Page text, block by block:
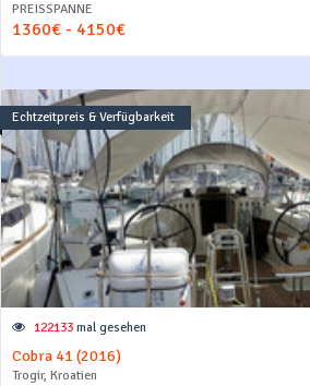
PREISSPANNE
1360€ - 4150€
Echtzeitpreis & Verfügbarkeit
122133 mal gesehen
Cobra 41 (2016)
Trogir, Kroatien